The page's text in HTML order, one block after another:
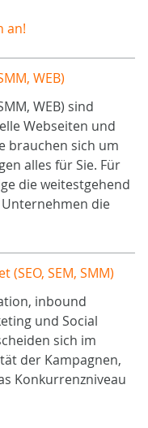
an!
WEB)
WEB) sind
Webseiten und
brauchen sich um
alles für Sie. Für
die weitestgehend
die
SEM, SMM)
inbound
und Social
sich im
der Kampagnen,
Konkurrenzniveau